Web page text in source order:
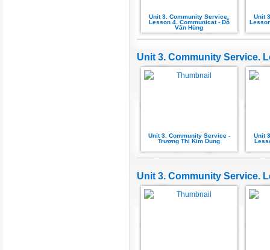
Unit 3. Community Service.
Lesson 4. Communicat - Đỗ
Văn Hùng
Unit
Unit 3. Community Service.
Unit 3. Community Service -
Trương Thị Kim Dung
Unit
Unit 3. Community Service.